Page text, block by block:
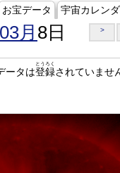
お宝データ 宇宙カレン
月 8日 >
ータは登録
とうろく
されていませ